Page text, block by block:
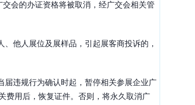
交会的办证资格将被取消，经广交会相关管
他人展位及展样品，引起展客商投诉的，
届违规行为确认时起，暂停相关参展企业广
费用后，恢复证件。否则，将永久取消广